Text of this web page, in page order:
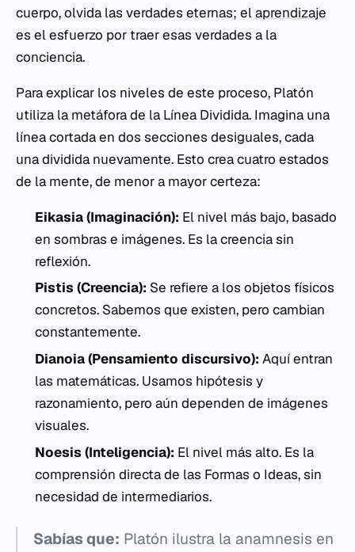
cuerpo, olvida las verdades eternas; elaprendizaje
es el esfuerzo por traer esas verdades a la
conciencia.
Para explicar los niveles de este proceso, Platón
utiliza la metáfora de la Línea Dividida. Imagina una
línea cortada en dos secciones desiguales, cada
una dividida nuevamente. Esto crea cuatro estados
de la mente, de menor a mayor certeza:
Eikasia (Imaginación): El nivel más bajo, basado
en sombras e imágenes. Es la creencia sin
reflexión.
Pistis (Creencia): Se refiere a los objetos físicos
concretos. Sabemos que existen, pero cambian
constantemente.
Dianoia (Pensamiento discursivo): Aquí entran
las matemáticas. Usamos hipótesis y
razonamiento, pero aún dependen de imágenes
visuales.
Noesis (Inteligencia): El nivel más alto. Es la
comprensión directa de las Formas o Ideas, sin
necesidad de intermediarios.
Sabías que: Platón ilustra la anamnesis en